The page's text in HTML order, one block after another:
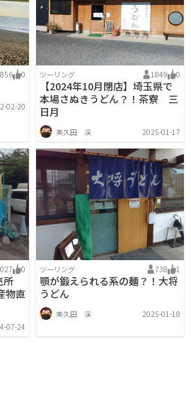
0
02-20
ツーリング 1849 0
【2024年10月閉店】埼玉県で
本場さぬきうどん？！茶寮 三
日月
美久田 渓 2025-01-17
0
所
物直
07-24
ツーリング 738 1
顎が鍛えられる系の麺？！大将
うどん
美久田 渓 2025-01-18